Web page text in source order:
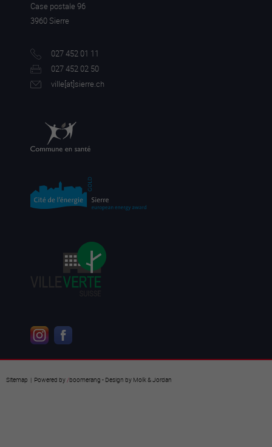
Case postale 96
3960 Sierre
027 452 01 11
027 452 02 50
ville[at]sierre.ch
Sitemap | Powered by/boomerang - Design by Molk & Jordan